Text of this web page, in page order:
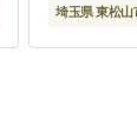
埼玉県 東松山